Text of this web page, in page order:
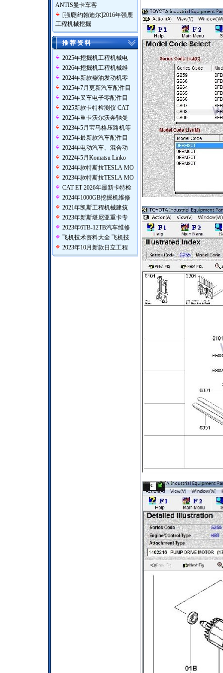
ANTIS曼卡车客
[强鹿|约翰迪尔]2016年强鹿
工程机械挖掘
推 荐 资 料
2025年挖掘机工程机械电
2026年挖掘机工程机械维
2024年新款柴油发动机零
2025年7月更新汽车配件目
2025年叉车电子零配件目
2025新款卡特检测仪 CAT
2025年重卡沃尔沃奔驰曼
2023年5月宝马格压路机等
2025年最新款汽车配件目
2024年电动汽车、混合动
2022年5月Komatsu Linko
2024年款特斯拉TESLA MO
2023年款特斯拉TESLA MO
CAT ET 2026年最新卡特检
2024年1000GB挖掘机维修
2021年凯斯工程机械建筑
2023年新斯堪尼亚重卡专
2023年6TB-12TB汽车维修
飞机技术资料大全 飞机技
2023年10月新款日立工程